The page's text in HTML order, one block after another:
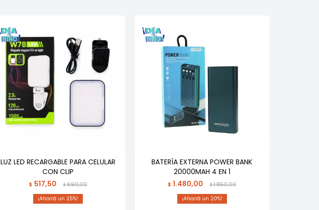
LUZ LED RECARGABLE PARA CELULAR
CON CLIP
$ 517,50 $690,00
25
BATERÍA EXTERNA POWER BANK
20000MAH 4 EN 1
$ 1.480,00 $1.850,00
20